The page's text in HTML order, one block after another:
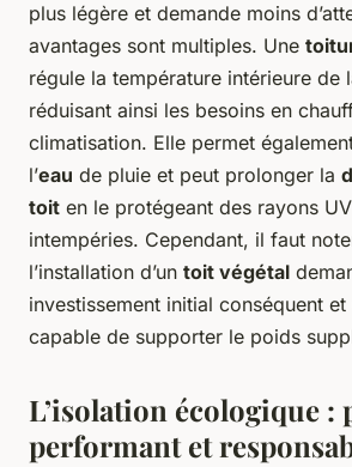
plus légère et demande moins
avantages sont multiples. Une
régule la température intérieure de
réduisant ainsi les besoins en
climatisation. Elle permet
l’eau de pluie et peut prolonger la
toit en le protégeant des rayons
intempéries. Cependant, il faut
l’installation d’un toit végétal
investissement initial conséquent
capable de supporter le poids
L’isolation écologique
performant et